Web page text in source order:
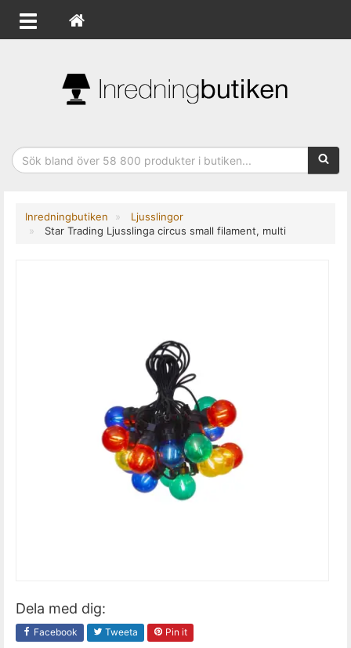
Inredningbutiken
Ljusslingor
Star Trading Ljusslinga circus small filament, multi
Dela med dig:
Facebook Tweeta Pin it